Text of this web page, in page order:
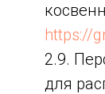
https://
2.9.
для